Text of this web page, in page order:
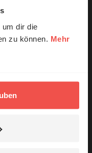
dir die
zu können. Mehr